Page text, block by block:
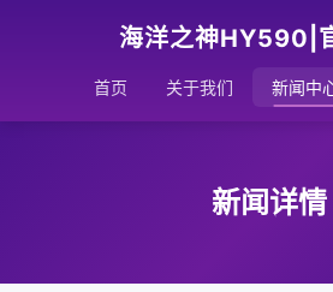
海洋之神HY590|
首页 关于我们 新闻中
新闻详情